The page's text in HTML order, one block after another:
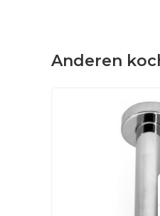
Anderen